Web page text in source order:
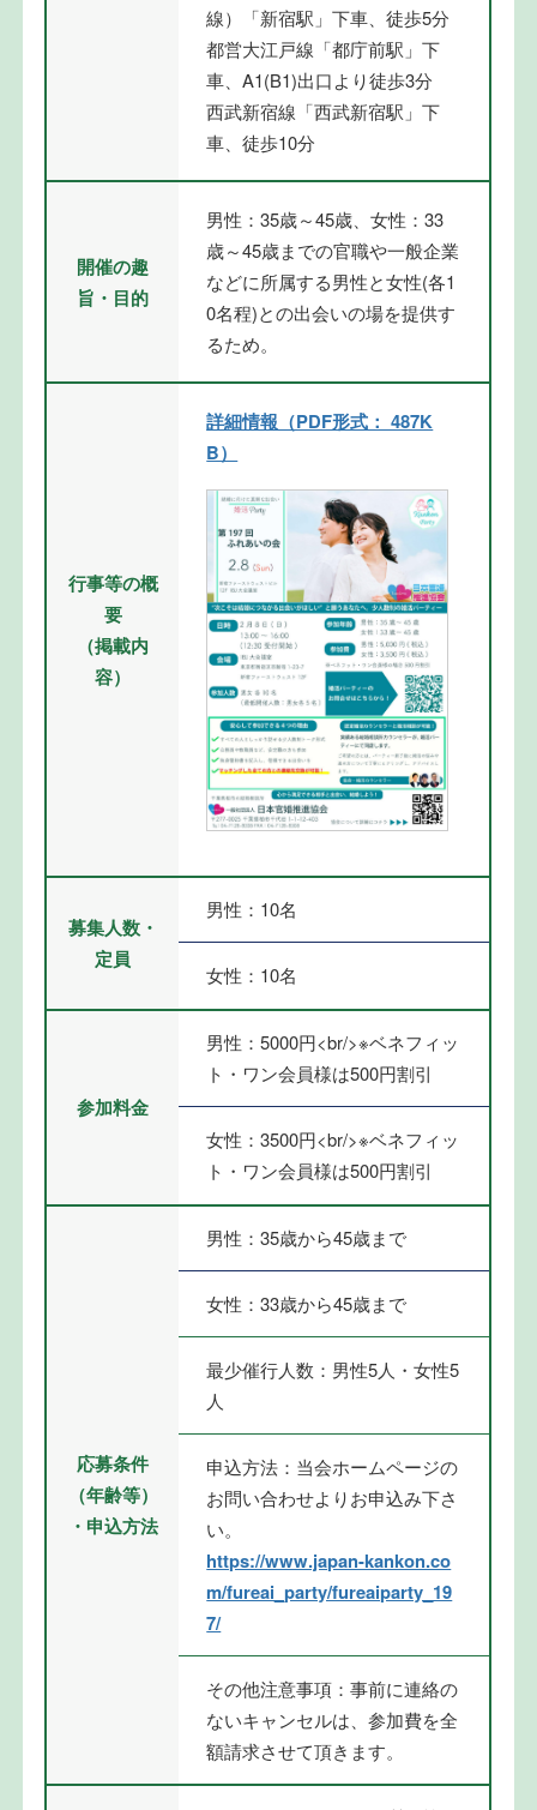
線）「新宿駅」下車、徒歩5分
都営大江戸線「都庁前駅」下
車、A1(B1)出口より徒歩3分
西武新宿線「西武新宿駅」下
車、徒歩10分
開催の趣
旨・目的
男性：35歳～45歳、女性：33
歳～45歳までの官職や一般企業
などに所属する男性と女性(各1
0名程)との出会いの場を提供す
るため。
行事等の概
要
（掲載内
容）
詳細情報（PDF形式： 487K
B）
募集人数・
定員
男性：10名
女性：10名
参加料金
男性：5000円<br/>※ベネフィッ
ト・ワン会員様は500円割引
女性：3500円<br/>※ベネフィッ
ト・ワン会員様は500円割引
応募条件
（年齢等）
・申込方法
男性：35歳から45歳まで
女性：33歳から45歳まで
最少催行人数：男性5人・女性5
人
申込方法：当会ホームページの
お問い合わせよりお申込み下さ
い。
https://www.japan-kankon.co
m/fureai_party/fureaiparty_19
7/
その他注意事項：事前に連絡の
ないキャンセルは、参加費を全
額請求させて頂きます。